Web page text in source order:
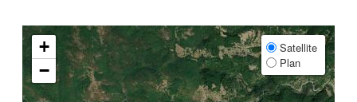
+
−
Satellite
Plan